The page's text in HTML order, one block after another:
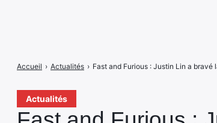
Actualités
Accueil › Actualités › Fast and Furious : Justin Lin a bravé